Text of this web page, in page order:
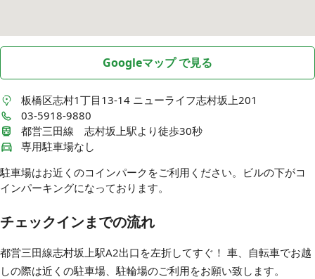
Googleマップ で見る
板橋区志村1丁目13-14 ニューライフ志村坂上201
03-5918-9880
都営三田線 志村坂上駅より徒歩30秒
専用駐車場なし
駐車場はお近くのコインパークをご利用ください。ビルの下がコ
インパーキングになっております。
チェックインまでの流れ
都営三田線志村坂上駅A2出口を左折してすぐ！ 車、自転車でお越
しの際は近くの駐車場、駐輪場のご利用をお願い致します。